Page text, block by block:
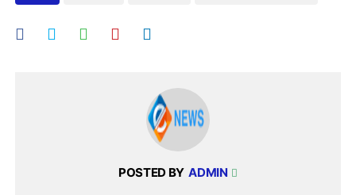
POSTED BY ADMIN